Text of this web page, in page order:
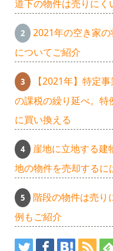
道下の物件は売りにく
2021年の空き家
についてご紹介
【2021年】特定
の課税の繰り延べ。
に買い換える
崖地に立地する建
地の物件を売却するに
階段の物件は売り
例もご紹介